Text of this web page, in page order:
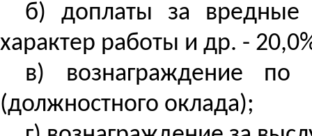
б) доплаты за вредные
характер работы и др. -
в) вознаграждение
(должностного оклада);